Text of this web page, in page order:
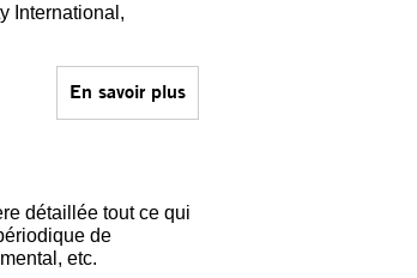
International,
En savoir plus
détaillée tout ce qui
de
etc.